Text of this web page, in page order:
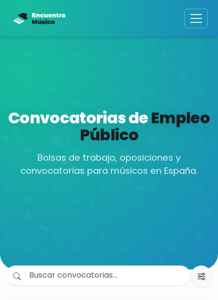
Convocatorias deEmpleo
Público
Bolsas de trabajo, oposiciones y
convocatorias para músicos en España.